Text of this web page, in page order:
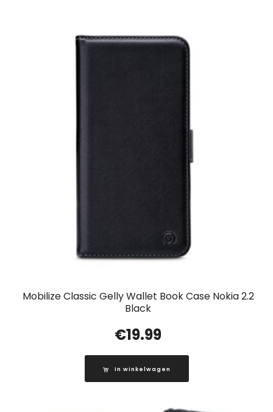
Mobilize Classic Gelly Wallet Book Case Nokia 2.2
Black
€19.99
In winkelwagen